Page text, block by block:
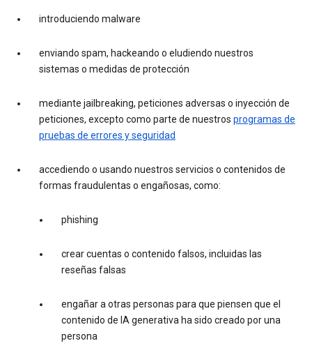
introduciendo malware
enviando spam, hackeando o eludiendo nuestros
sistemas o medidas de protección
mediante jailbreaking, peticiones adversas o inyección de
peticiones, excepto como parte de nuestros programas de
pruebas de errores y seguridad
accediendo o usando nuestros servicios o contenidos de
formas fraudulentas o engañosas, como:
phishing
crear cuentas o contenido falsos, incluidas las
reseñas falsas
engañar a otras personas para que piensen que el
contenido de IA generativa ha sido creado por una
persona